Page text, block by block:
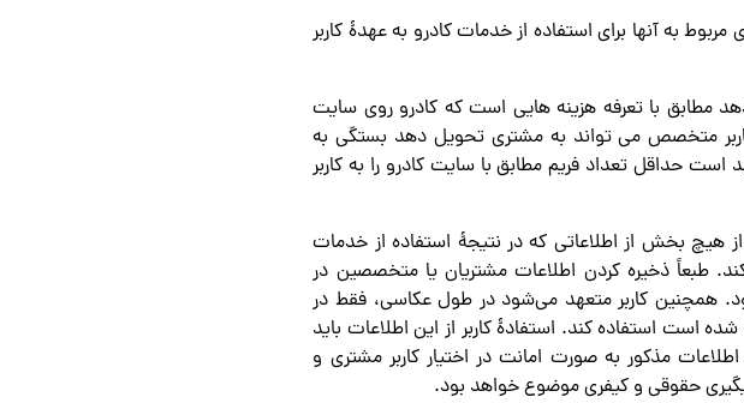
به آنها برای استفاده از خدمات کادرو به عهدۀ کاربر
مطابق با تعرفه هزینه هایی است که کادرو روی سایت
متخصص می تواند به مشتری تحویل دهد بستگی به
حداقل تعداد فریم مطابق با سایت کادرو را به کاربر
هیچ بخش از اطلاعاتی که در نتیجۀ استفاده از خدمات
طبعاً ذخیره کردن اطلاعات مشتریان یا متخصصین در
همچنین کاربر متعهد می‌شود در طول عکاسی، فقط در
است استفاده کند. استفادۀ کاربر از این اطلاعات باید
مذکور به صورت امانت در اختیار کاربر مشتری و
حقوقی و کیفری موضوع خواهد بود.